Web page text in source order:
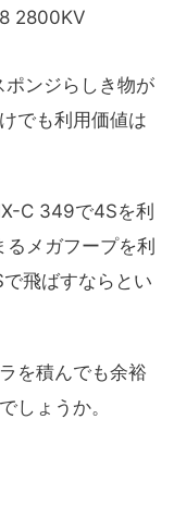
2800KV
ンジらしき物が
でも利用価値は
C 349で4Sを利
メガフープを利
飛ばすならとい
を積んでも余裕
しょうか。